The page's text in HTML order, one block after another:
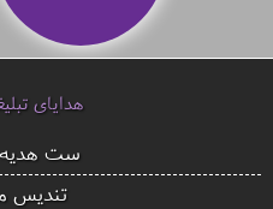
هدایای
ست هدیه
تندیس